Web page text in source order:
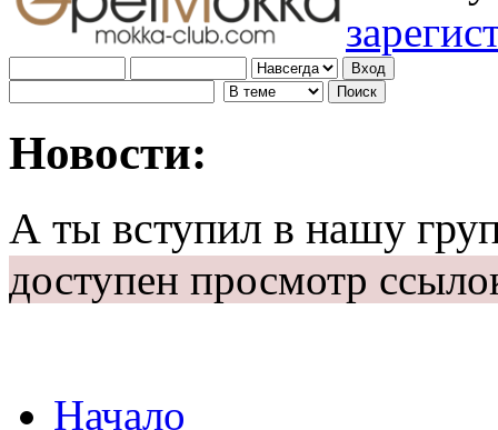
Новости:
А ты вступил в нашу
доступен просмотр
Начало